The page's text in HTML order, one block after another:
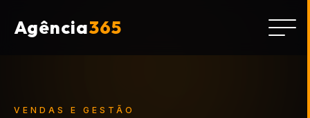
Agência365
VENDAS E GESTÃO